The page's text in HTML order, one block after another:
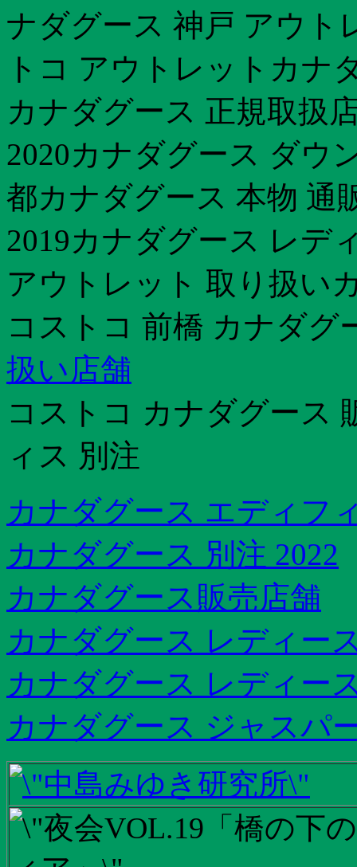
ナダグース 神戸 アウト
トコ アウトレットカナ
カナダグース 正規取扱
2020カナダグース ダウ
都カナダグース 本物 通
2019カナダグース レデ
アウトレット 取り扱い
コストコ 前橋 カナダグ
扱い店舗
コストコ カナダグース
ィス 別注
カナダグース エディフ
カナダグース 別注 2022
カナダグース販売店舗
カナダグース レディー
カナダグース レディー
カナダグース ジャスパ